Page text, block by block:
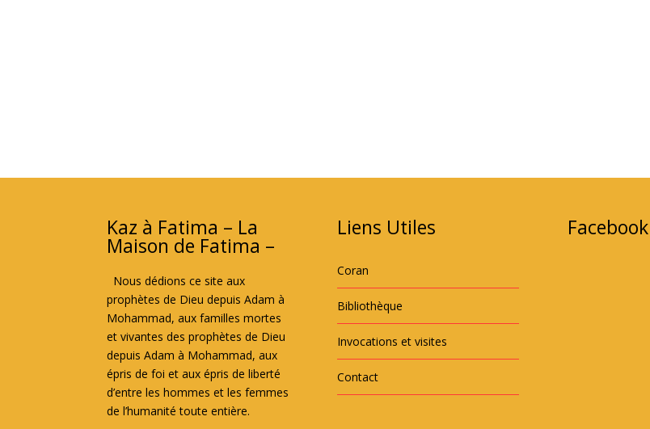
Kaz à Fatima – La
Maison de Fatima –
Nous dédions ce site aux
prophètes de Dieu depuis Adam à
Mohammad, aux familles mortes
et vivantes des prophètes de Dieu
depuis Adam à Mohammad, aux
épris de foi et aux épris de liberté
d’entre les hommes et les femmes
de l’humanité toute entière.
Liens Utiles
Coran
Bibliothèque
Invocations et visites
Contact
Facebook